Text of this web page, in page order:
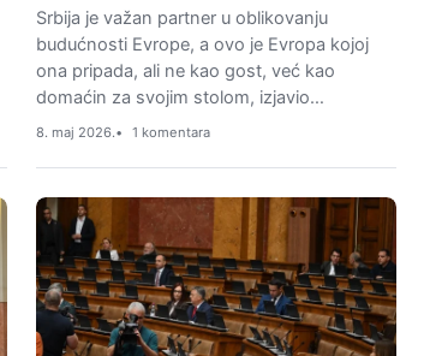
Srbija je važan partner u oblikovanju
budućnosti Evrope, a ovo je Evropa kojoj
ona pripada, ali ne kao gost, već kao
domaćin za svojim stolom, izjavio…
8. maj 2026. 1 komentara